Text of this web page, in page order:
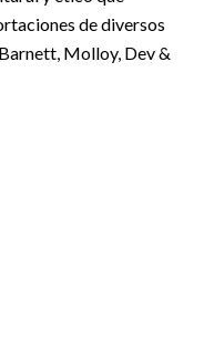
de diversos
Molloy, Dev &